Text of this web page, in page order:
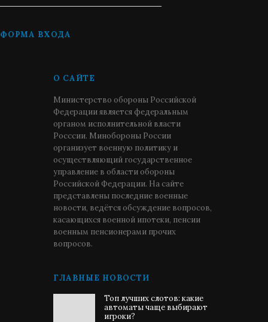
ФОРМА ВХОДА
О САЙТЕ
Министерство обороны Российской
Федерации является федеральным
органом исполнительной власти
Росссии. Минобороны России
организует военную политику и
осуществляющий государственное
управление в области обороны
Российской Федерации. На сайте
представлены последние военные
новости, ведётся обсуждение вопросов,
касающихся военной ипотеки, пенсии
военным пенсионерами прочих
вопросов.
ГЛАВНЫЕ НОВОСТИ
Топ лучших слотов: какие
автоматы чаще выбирают
игроки?